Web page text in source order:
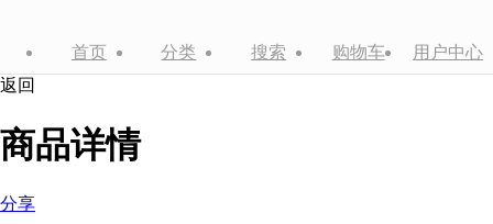
首页 分类 搜索 购物车
用户中心
返回
商品详情
分享